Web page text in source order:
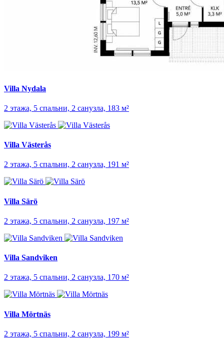
Villa Nydala
2 этажа, 5 спальни, 2 санузла, 183 м²
Villa Västerås
2 этажа, 5 спальни, 2 санузла, 191 м²
Villa Särö
2 этажа, 5 спальни, 2 санузла, 197 м²
Villa Sandviken
2 этажа, 5 спальни, 2 санузла, 170 м²
Villa Mörtnäs
2 этажа, 5 спальни, 2 санузла, 199 м²